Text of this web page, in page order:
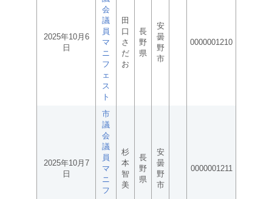
2025年10月6
日
会
議
員
マ
ニ
フ
ェ
ス
ト
田
口
さ
だ
お
長
野
県
安
曇
野
市
0000001210
2025年10月7
日
市
議
会
議
員
マ
ニ
フ
杉
本
智
美
長
野
県
安
曇
野
市
0000001211